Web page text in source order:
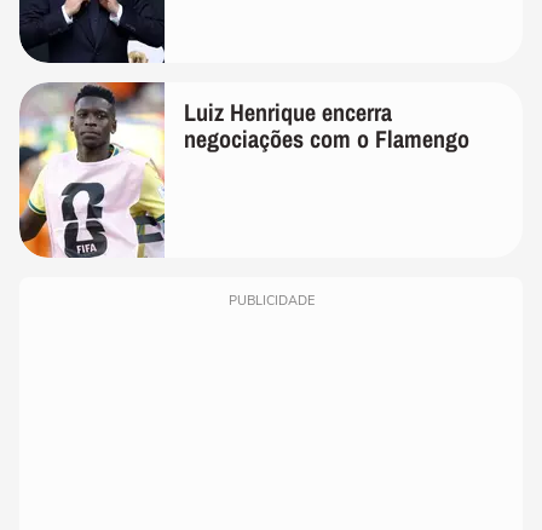
Luiz Henrique encerra
negociações com o Flamengo
PUBLICIDADE